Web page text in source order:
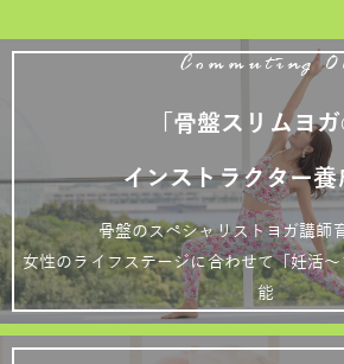
Commuting
「骨盤スリムヨガ
インストラクター養
骨盤のスペシャリストヨガ講師
女性のライフステージに合わせて「妊活
能